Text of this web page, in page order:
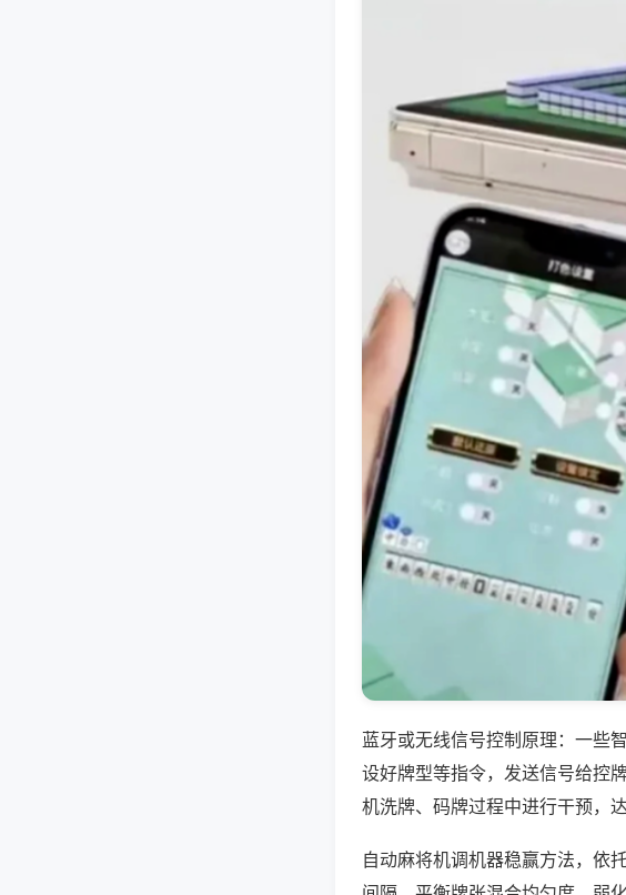
蓝牙或无线信号控制原理：一些
设好牌型等指令，发送信号给控
机洗牌、码牌过程中进行干预，
自动麻将机调机器稳赢方法，依